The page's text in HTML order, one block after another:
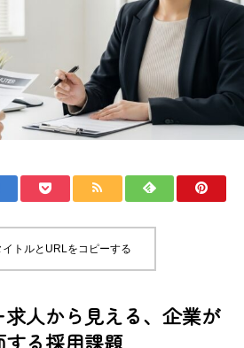
イトルとURLをコピーする
人から見える、企業が
する採用課題